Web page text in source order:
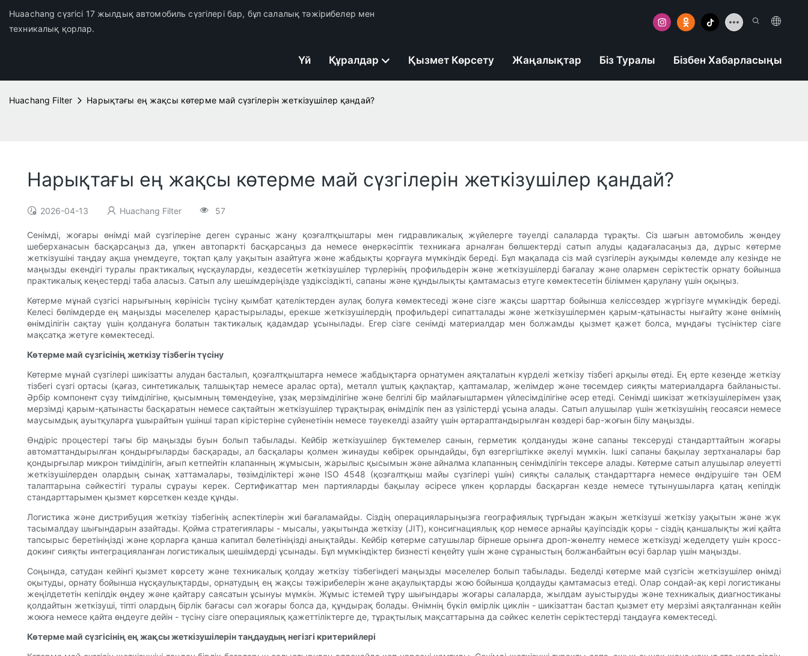
Huaachang сүзгісі 17 жылдық автомобиль сүзгілері бар, бұл салалық тәжірибелер мен
техникалық қорлар.
Үй Құралдар Қызмет Көрсету Жаңалықтар Біз Туралы Бізбен Хабарласыңы
Huachang Filter Нарықтағы ең жақсы көтерме май сүзгілерін жеткізушілер қандай?
Нарықтағы ең жақсы көтерме май сүзгілерін жеткізушілер қандай?
2026-04-13 Huachang Filter 57
Сенімді, жоғары өнімді май сүзгілеріне деген сұраныс жану қозғалтқыштары мен гидравликалық жүйелерге тәуелді салаларда тұрақты. Сіз шағын автомобиль жөндеу
шеберханасын басқарсаңыз да, үлкен автопаркті басқарсаңыз да немесе өнеркәсіптік техникаға арналған бөлшектерді сатып алуды қадағаласаңыз да, дұрыс көтерме
жеткізушіні таңдау ақша үнемдеуге, тоқтап қалу уақытын азайтуға және жабдықты қорғауға мүмкіндік береді. Бұл мақалада сіз май сүзгілерін ауқымды көлемде алу кезінде не
маңызды екендігі туралы практикалық нұсқауларды, кездесетін жеткізушілер түрлерінің профильдерін және жеткізушілерді бағалау және олармен серіктестік орнату бойынша
практикалық кеңестерді таба аласыз. Сатып алу шешімдеріңізде үздіксіздікті, сапаны және құндылықты қамтамасыз етуге көмектесетін біліммен қарулану үшін оқыңыз.
Көтерме мұнай сүзгісі нарығының көрінісін түсіну қымбат қателіктерден аулақ болуға көмектеседі және сізге жақсы шарттар бойынша келіссөздер жүргізуге мүмкіндік береді.
Келесі бөлімдерде ең маңызды мәселелер қарастырылады, ерекше жеткізушілердің профильдері сипатталады және жеткізушілермен қарым-қатынасты нығайту және өнімнің
өнімділігін сақтау үшін қолдануға болатын тактикалық қадамдар ұсынылады. Егер сізге сенімді материалдар мен болжамды қызмет қажет болса, мұндағы түсініктер сізге
мақсатқа жетуге көмектеседі.
Көтерме май сүзгісінің жеткізу тізбегін түсіну
Көтерме мұнай сүзгілері шикізатты алудан басталып, қозғалтқыштарға немесе жабдықтарға орнатумен аяқталатын күрделі жеткізу тізбегі арқылы өтеді. Ең ерте кезеңде жеткізу
тізбегі сүзгі ортасы (қағаз, синтетикалық талшықтар немесе аралас орта), металл ұштық қақпақтар, қаптамалар, желімдер және төсемдер сияқты материалдарға байланысты.
Әрбір компонент сүзу тиімділігіне, қысымның төмендеуіне, ұзақ мерзімділігіне және белгілі бір майлағыштармен үйлесімділігіне әсер етеді. Сенімді шикізат жеткізушілерімен ұзақ
мерзімді қарым-қатынасты басқаратын немесе сақтайтын жеткізушілер тұрақтырақ өнімділік пен аз үзілістерді ұсына алады. Сатып алушылар үшін жеткізушінің геосаяси немесе
маусымдық ауытқуларға ұшырайтын үшінші тарап кірістеріне сүйенетінін немесе тәуекелді азайту үшін әртараптандырылған көздері бар-жоғын білу маңызды.
Өндіріс процестері тағы бір маңызды буын болып табылады. Кейбір жеткізушілер бүктемелер санын, герметик қолдануды және сапаны тексеруді стандарттайтын жоғары
автоматтандырылған қондырғыларды басқарады, ал басқалары қолмен жинауды көбірек орындайды, бұл өзгергіштікке әкелуі мүмкін. Ішкі сапаны бақылау зертханалары бар
қондырғылар микрон тиімділігін, ағып кетпейтін клапанның жұмысын, жарылыс қысымын және айналма клапанның сенімділігін тексере алады. Көтерме сатып алушылар әлеуетті
жеткізушілерден олардың сынақ хаттамалары, төзімділіктері және ISO 4548 (қозғалтқыш майы сүзгілері үшін) сияқты салалық стандарттарға немесе өндірушіге тән OEM
талаптарына сәйкестігі туралы сұрауы керек. Сертификаттар мен партияларды бақылау әсіресе үлкен қорларды басқарған кезде немесе тұтынушыларға қатаң кепілдік
стандарттарымен қызмет көрсеткен кезде құнды.
Логистика және дистрибуция жеткізу тізбегінің аспектілерін жиі бағаламайды. Сіздің операцияларыңызға географиялық тұрғыдан жақын жеткізуші жеткізу уақытын және жүк
тасымалдау шығындарын азайтады. Қойма стратегиялары - мысалы, уақытында жеткізу (JIT), консигнациялық қор немесе арнайы қауіпсіздік қоры - сіздің қаншалықты жиі қайта
тапсырыс беретініңізді және қорларға қанша капитал бөлетініңізді анықтайды. Кейбір көтерме сатушылар бірнеше орынға дроп-жөнелту немесе жеткізуді жеделдету үшін кросс-
докинг сияқты интеграцияланған логистикалық шешімдерді ұсынады. Бұл мүмкіндіктер бизнесті кеңейту үшін және сұраныстың болжанбайтын өсуі барлар үшін маңызды.
Соңында, сатудан кейінгі қызмет көрсету және техникалық қолдау жеткізу тізбегіндегі маңызды мәселелер болып табылады. Беделді көтерме май сүзгісін жеткізушілер өнімді
оқытуды, орнату бойынша нұсқаулықтарды, орнатудың ең жақсы тәжірибелерін және ақаулықтарды жою бойынша қолдауды қамтамасыз етеді. Олар сондай-ақ кері логистиканы
жеңілдететін кепілдік өңдеу және қайтару саясатын ұсынуы мүмкін. Жұмыс істемей тұру шығындары жоғары салаларда, жылдам ауыстыруды және техникалық диагностиканы
қолдайтын жеткізуші, тіпті олардың бірлік бағасы сәл жоғары болса да, құндырақ болады. Өнімнің бүкіл өмірлік циклін - шикізаттан бастап қызмет ету мерзімі аяқталғаннан кейін
жоюға немесе қайта өңдеуге дейін - түсіну сізге операциялық қажеттіліктерге де, тұрақтылық мақсаттарына да сәйкес келетін серіктестерді таңдауға көмектеседі.
Көтерме май сүзгісінің ең жақсы жеткізушілерін таңдаудың негізгі критерийлері